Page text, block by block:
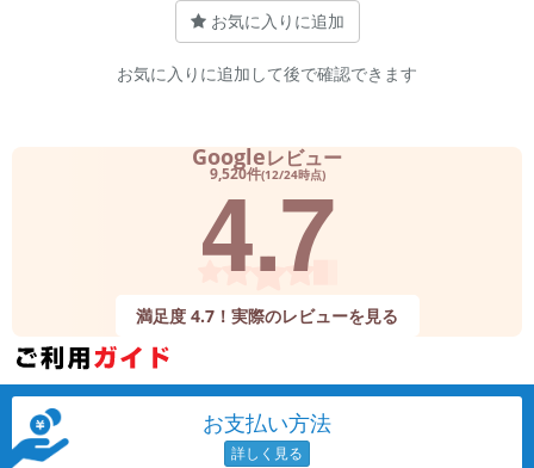
お気に入りに追加
お気に入りに追加して後で確認できます
Googleレビュー
9,520件(12/24時点)
4.7
満足度 4.7！実際のレビューを見る
お支払い方法